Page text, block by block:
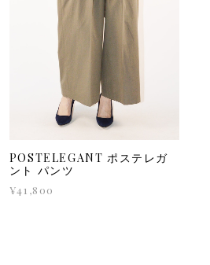
POSTELEGANT ポステレガ
ント パンツ
¥41,800